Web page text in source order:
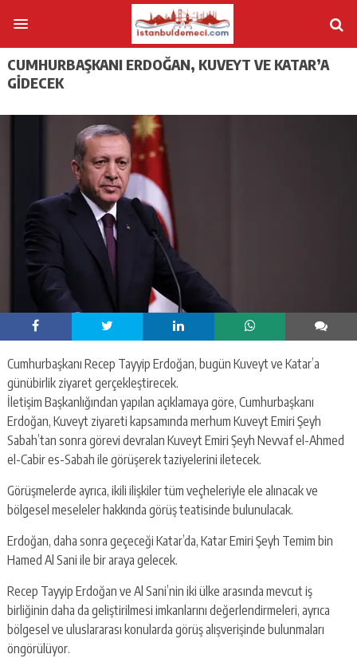
CUMHURBAŞKANI ERDOĞAN, KUVEYT VE KATAR’A
GIDECEK
Cumhurbaşkanı Recep Tayyip Erdoğan, bugün Kuveyt ve Katar’a
günübirlik ziyaret gerçekleştirecek.
İletişim Başkanlığından yapılan açıklamaya göre, Cumhurbaşkanı
Erdoğan, Kuveyt ziyareti kapsamında merhum Kuveyt Emiri Şeyh
Sabah’tan sonra görevi devralan Kuveyt Emiri Şeyh Nevvaf el-Ahmed
el-Cabir es-Sabah ile görüşerek taziyelerini iletecek.
Görüşmelerde ayrıca, ikili ilişkiler tüm veçheleriyle ele alınacak ve
bölgesel meseleler hakkında görüş teatisinde bulunulacak.
Erdoğan, daha sonra geçeceği Katar’da, Katar Emiri Şeyh Temim bin
Hamed Al Sani ile bir araya gelecek.
Recep Tayyip Erdoğan ve Al Sani’nin iki ülke arasında mevcut iş
birliğinin daha da geliştirilmesi imkanlarını değerlendirmeleri, ayrıca
bölgesel ve uluslararası konularda görüş alışverişinde bulunmaları
öngörülüyor.